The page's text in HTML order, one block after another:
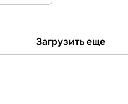
Загрузить еще